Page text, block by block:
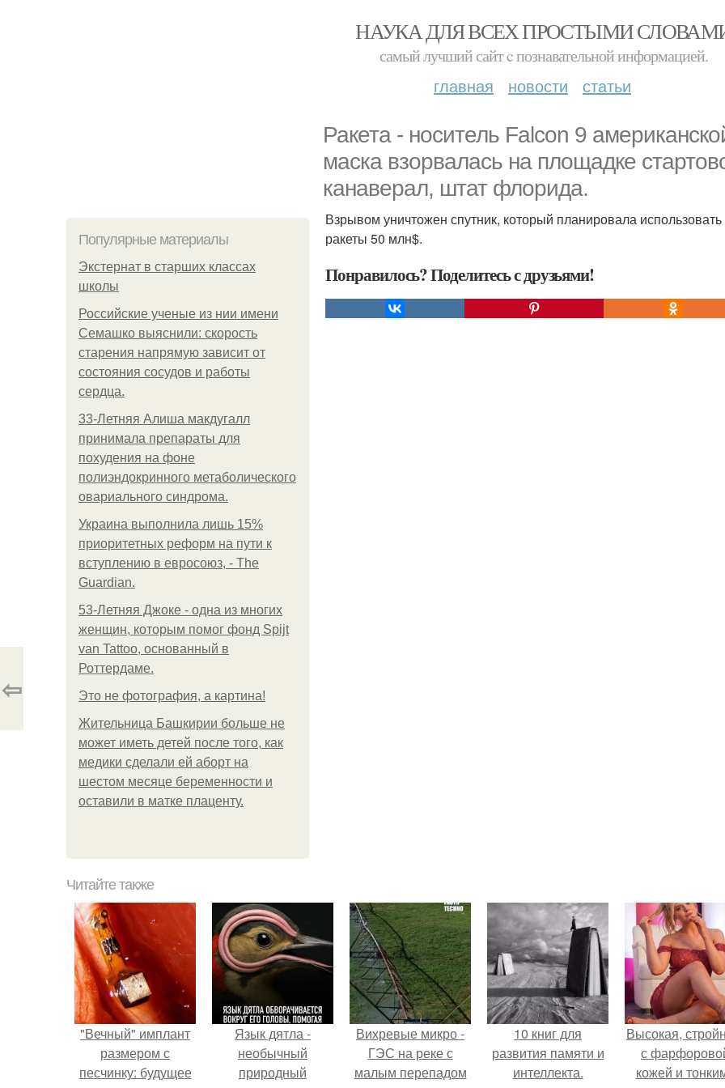
НАУКА ДЛЯ ВСЕХ ПРОСТЫМИ
самый лучший сайт c познавательной информацией.
главная новости статьи
Ракета - носитель Falcon 9
маска взорвалась на площадке
канаверал, штат флорида.
Популярные материалы
Экстернат в старших классах
школы
Российские ученые из нии имени
Семашко выяснили: скорость
старения напрямую зависит от
состояния сосудов и работы
сердца.
33-Летняя Алиша макдугалл
принимала препараты для
похудения на фоне
полиэндокринного метаболического
овариального синдрома.
Украина выполнила лишь 15%
приоритетных реформ на пути к
вступлению в евросоюз, - The
Guardian.
53-Летняя Джоке - одна из многих
женщин, которым помог фонд Spijt
van Tattoo, основанный в
Роттердаме.
Это не фотография, а картина!
Жительница Башкирии больше не
может иметь детей после того, как
медики сделали ей аборт на
шестом месяце беременности и
оставили в матке плаценту.
Взрывом уничтожен спутник, который планировала
ракеты 50 млн$.
Понравилось? Поделитесь с друзьями!
⇦
Читайте также
"Вечный" имплант
размером с
песчинку: будущее
Язык дятла -
необычный
природный
Вихревые микро -
ГЭС на реке с
малым перепадом
10 книг для
развития памяти и
интеллекта.
Высокая,
с
кожей и